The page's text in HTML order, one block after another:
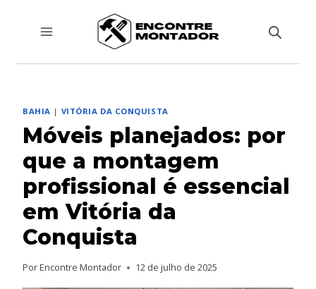
BAHIA | VITÓRIA DA CONQUISTA
Móveis planejados: por
que a montagem
profissional é essencial
em Vitória da
Conquista
PorEncontre Montador 12 de julho de 2025